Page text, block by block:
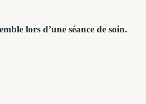
lors d’une séance de soin.